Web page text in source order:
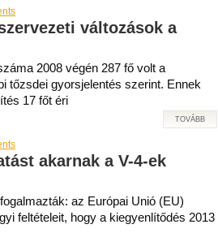
változások a
2008 végén 287 fő volt a
tőzsdei gyorsjelentés szerint. Ennek
17 főt éri
TOVÁBB
akarnak a V-4-ek
az Európai Unió (EU)
feltételeit, hogy a kiegyenlítődés 2013